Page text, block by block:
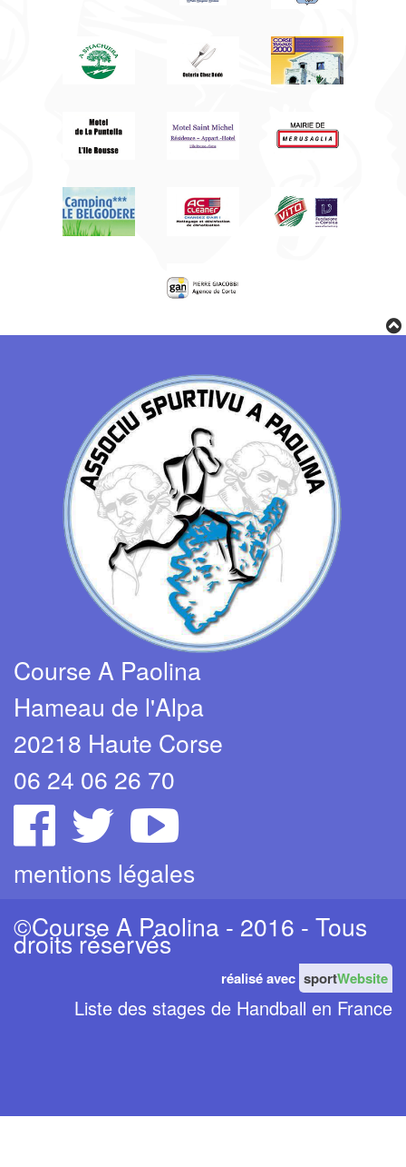
Course A Paolina
Hameau de l'Alpa
20218 Haute Corse
06 24 06 26 70
mentions légales
©Course A Paolina - 2016 - Tous
droits réservés
réalisé avec sportWebsite
Liste des stages de Handball en France